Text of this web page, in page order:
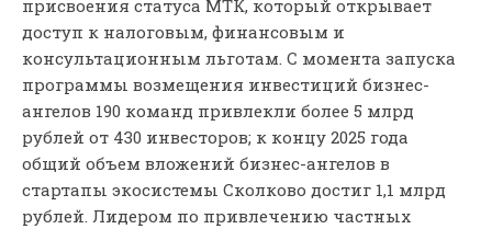
присвоения статуса МТК, который открывает
доступ к налоговым, финансовым и
консультационным льготам. С момента запуска
программы возмещения инвестиций бизнес-
ангелов 190 команд привлекли более 5 млрд
рублей от 430 инвесторов; к концу 2025 года
общий объем вложений бизнес-ангелов в
стартапы экосистемы Сколково достиг 1,1 млрд
рублей. Лидером по привлечению частных